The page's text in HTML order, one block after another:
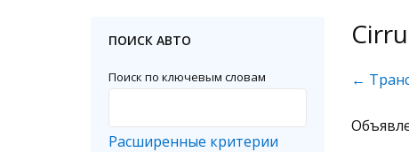
ПОИСК АВТО
Поиск по ключевым словам
Расширенные критерии
←